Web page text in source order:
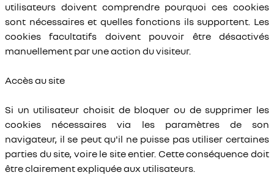
utilisateurs doivent comprendre pourquoi ces cookies
sont nécessaires et quelles fonctions ils supportent. Les
cookies facultatifs doivent pouvoir être désactivés
manuellement par une action du visiteur.
Accès au site
Si un utilisateur choisit de bloquer ou de supprimer les
cookies nécessaires via les paramètres de son
navigateur, il se peut qu'il ne puisse pas utiliser certaines
parties du site, voire le site entier. Cette conséquence doit
être clairement expliquée aux utilisateurs.